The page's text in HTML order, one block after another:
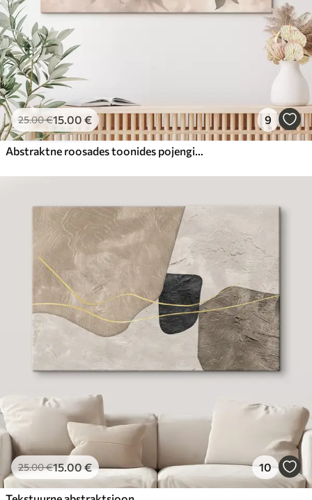
25.00€15.00 € 9
Abstraktne roosades toonides pojengide kimp
25.00€15.00€ 10